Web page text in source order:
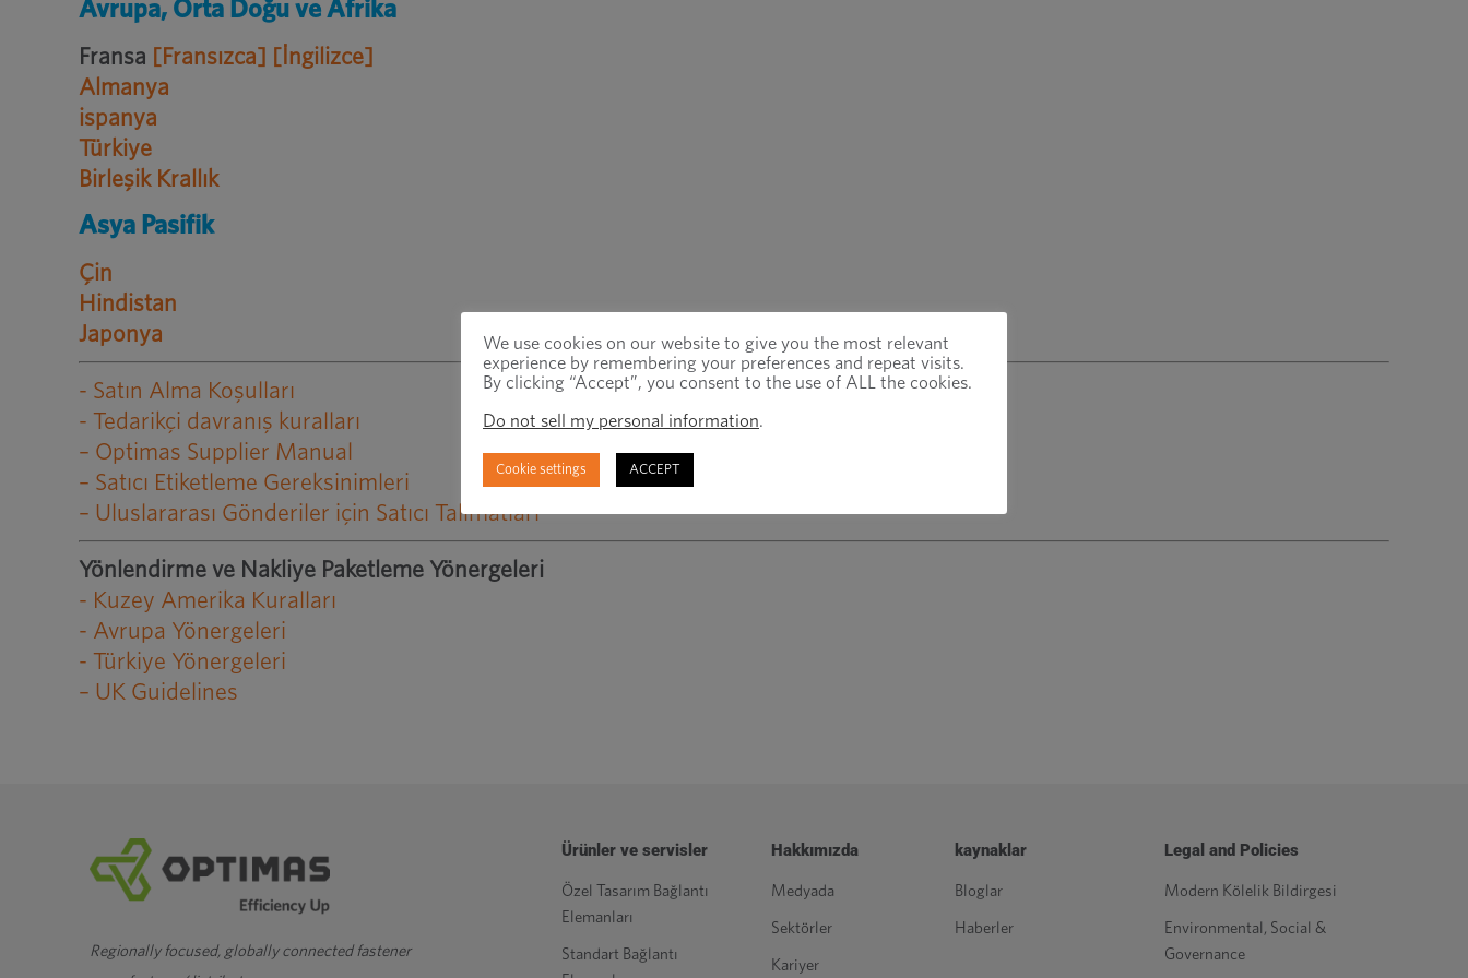
Avrupa, Orta Doğu ve Afrika
Fransa [Fransızca] [İngilizce]
Almanya
ispanya
Türkiye
Birleşik Krallık
Asya Pasifik
Çin
Hindistan
Japonya
- Satın Alma Koşulları
- Tedarikçi davranış kuralları
– Optimas Supplier Manual
– Satıcı Etiketleme Gereksinimleri
– Uluslararası Gönderiler için Satıcı Talimatları
Yönlendirme ve Nakliye Paketleme Yönergeleri
- Kuzey Amerika Kuralları
- Avrupa Yönergeleri
- Türkiye Yönergeleri
– UK Guidelines
Regionally focused, globally connected fastener
Ürünler ve servisler
Özel Tasarım Bağlantı
Elemanları
Standart Bağlantı
Hakkımızda
Medyada
Sektörler
Kariyer
kaynaklar
Bloglar
Haberler
Legal and Policies
Modern Kölelik Bildirgesi
Environmental, Social &
Governance
We use cookies on our website to give you the most relevant
experience by remembering your preferences and repeat visits.
By clicking “Accept”, you consent to the use of ALL the cookies.
Do not sell my personal information.
Cookie settings ACCEPT